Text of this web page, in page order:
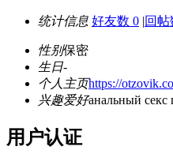
统计信息 好友数 0 |回帖
性别保密
生日-
个人主页https://
兴趣爱好анальный секс
用户认证